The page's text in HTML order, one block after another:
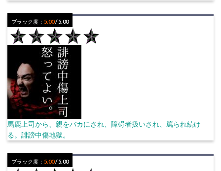
ブラック度： 5.00/ 5.00
馬鹿上司から、親をバカにされ、障碍者扱いされ、罵られ続け
る。誹謗中傷地獄。
ブラック度： 5.00/ 5.00